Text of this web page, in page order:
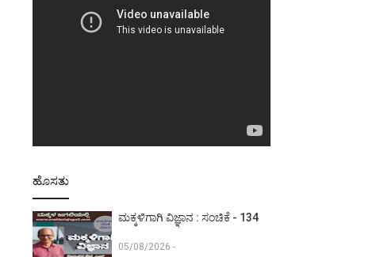
ಹೊಸತು
ಮಕ್ಕಳಿಗಾಗಿ ವಿಜ್ಞಾನ : ಸಂಚಿಕೆ - 134
05/08/2026 -